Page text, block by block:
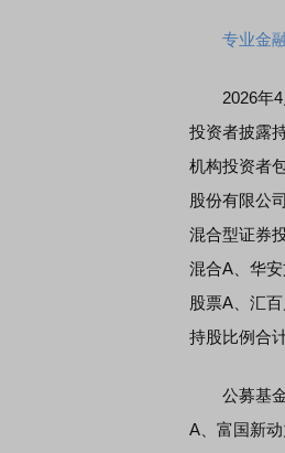
专业金
2026年4
投资者披露
机构投资者
股份有限公
混合型证券
混合A、华
股票A、汇
持股比例合
公募基金
A、富国新